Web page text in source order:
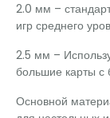
2.0 мм –
игр среднего
2.5 мм –
большие карты
Основной